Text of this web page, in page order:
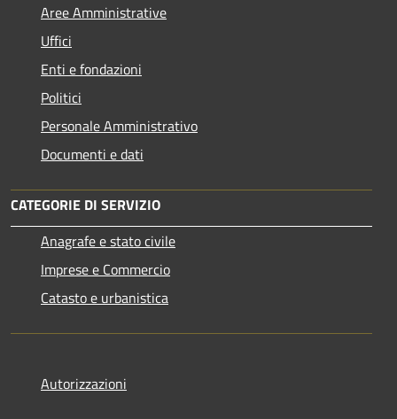
Aree Amministrative
Uffici
Enti e fondazioni
Politici
Personale Amministrativo
Documenti e dati
CATEGORIE DI SERVIZIO
Anagrafe e stato civile
Imprese e Commercio
Catasto e urbanistica
Autorizzazioni